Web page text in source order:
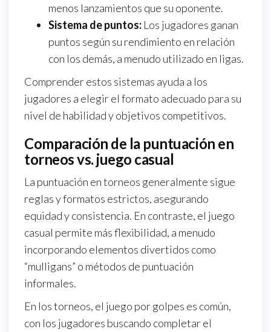
menos lanzamientos que su oponente.
Sistema de puntos: Los jugadores ganan
puntos según su rendimiento en relación
con los demás, a menudo utilizado en ligas.
Comprender estos sistemas ayuda a los
jugadores a elegir el formato adecuado para su
nivel de habilidad y objetivos competitivos.
Comparación de la puntuación en
torneos vs. juego casual
La puntuación en torneos generalmente sigue
reglas y formatos estrictos, asegurando
equidad y consistencia. En contraste, el juego
casual permite más flexibilidad, a menudo
incorporando elementos divertidos como
“mulligans” o métodos de puntuación
informales.
En los torneos, el juego por golpes es común,
con los jugadores buscando completar el